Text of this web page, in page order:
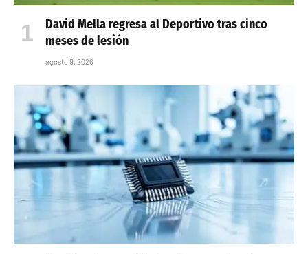
David Mella regresa al Deportivo tras cinco
meses de lesión
agosto 9, 2026